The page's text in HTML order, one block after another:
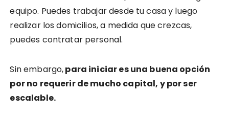
equipo. Puedes trabajar desde tu casa y luego
realizar los domicilios, a medida que crezcas,
puedes contratar personal.
Sin embargo,para iniciar es una buena opción
por no requerir de mucho capital, y por ser
escalable.